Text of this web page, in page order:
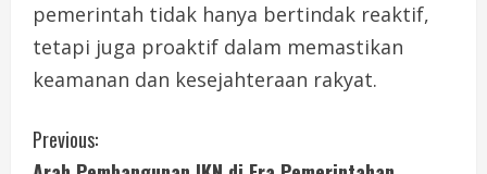
pemerintah tidak hanya bertindak reaktif,
tetapi juga proaktif dalam memastikan
keamanan dan kesejahteraan rakyat.
C
Previous: